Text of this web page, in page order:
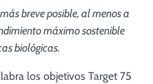
breve posible, al menos a
máximo sostenible
biológicas.
los objetivos Target 75